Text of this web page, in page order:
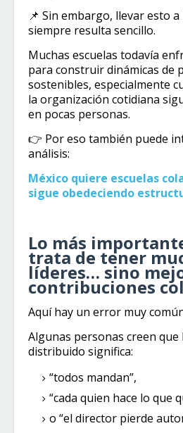
📌 Sin embargo, llevar esto
siempre resulta sencillo.
Muchas escuelas todavía
para construir dinámicas de
sostenibles, especialmente
la organización cotidiana
en pocas personas.
👉 Por eso también puede
análisis:
México quiere escuelas
sigue obedeciendo
Lo más
trata de tener
líderes… sino
contribuciones
Aquí hay un error muy
Algunas personas creen que
distribuido significa:
“todos mandan”,
“cada quien hace lo que
o “el director pierde